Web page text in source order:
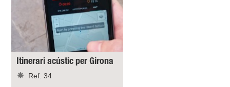
Itinerari acústic per Girona
Ref. 34